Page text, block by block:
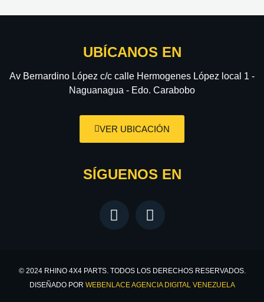
UBÍCANOS EN
Av Bernardino López c/c calle Hermogenes López local 1 -
Naguanagua - Edo. Carabobo
VER UBICACIÓN
SÍGUENOS EN
© 2024 RHINO 4X4 PARTS. TODOS LOS DERECHOS RESERVADOS.
DISEÑADO POR WEBENLACE AGENCIA DIGITAL VENEZUELA